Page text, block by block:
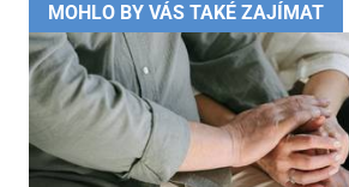
MOHLO BY VÁS TAKÉ ZAJÍMAT